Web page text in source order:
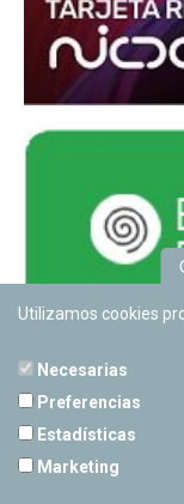
Utilizamos cookies
Necesarias
Preferencias
Estadísticas
Marketing